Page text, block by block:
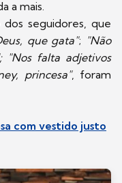
a mais.
seguidores, que
que gata"; "Não
"Nos falta adjetivos
princesa", foram
com vestido justo